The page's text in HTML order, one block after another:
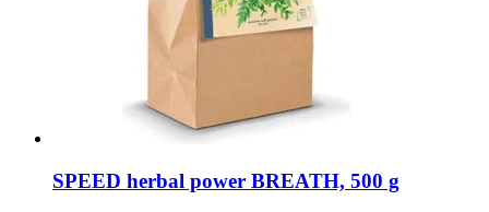
SPEED herbal power BREATH, 500 g